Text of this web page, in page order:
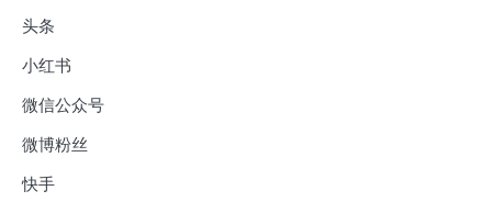
头条
小红书
微信公众号
微博粉丝
快手